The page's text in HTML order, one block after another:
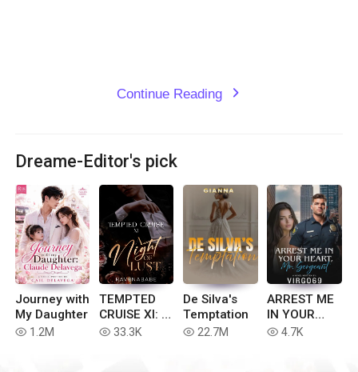
Continue Reading expand_more
Dreame-Editor's pick
Journey with
My Daughter
read 1.2M
TEMPTED
CRUISE XI: A
NIGHT OF
read 33.3K
De Silva's
Temptation
read 22.7M
ARREST ME
IN YOUR
HEART
read 4.7K